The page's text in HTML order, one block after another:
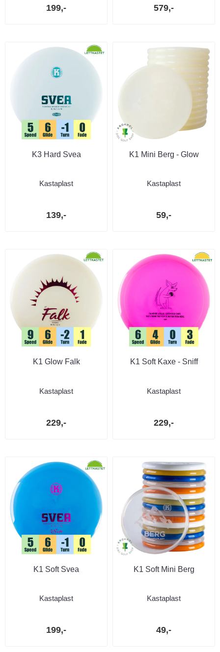
199,- 579,-
K3 Hard Svea
Kastaplast
139,-
K1 Mini Berg - Glow
Kastaplast
59,-
K1 Glow Falk
Kastaplast
229,-
K1 Soft Kaxe - Sniff
Kastaplast
229,-
K1 Soft Svea
Kastaplast
199,-
K1 Soft Mini Berg
Kastaplast
49,-